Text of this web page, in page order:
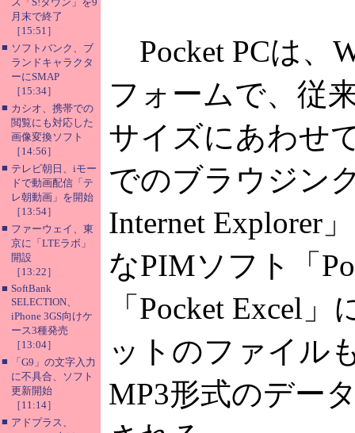
月末で終了
［15:51］
■ ソフトバンク、ブ
ランドキャラクタ
ーにSMAP
［15:34］
■ カシオ、携帯での
閲覧にも対応した
画像変換ソフト
［14:56］
■ テレビ朝日、iモー
ドで動画配信「テ
レ朝動画」を開始
［13:54］
■ ファーウェイ、東
京に「LTEラボ」
開設
［13:22］
■ SoftBank
SELECTION、
iPhone 3GS向けケ
ース3種発売
［13:04］
■
「G9」の文字入力
に不具合、ソフト
更新開始
［11:14］
■ アドプラス、
Pocket PCは、
フォームで、従
サイズにあわせ
でのブラウジン
Internet Explorer
なPIMソフト「
「Pocket Excel
ットのファイル
MP3形式のデー